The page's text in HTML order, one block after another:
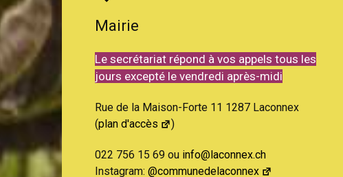
Mairie
Le secrétariat répond à vos appels tous les
jours excepté le vendredi après-midi
Rue de la Maison-Forte 11 1287 Laconnex
(plan d'accès )
022 756 15 69 ou info@laconnex.ch
Instagram: @communedelaconnex